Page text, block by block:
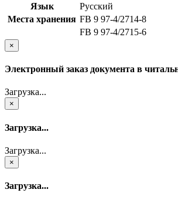
Язык
Русский
Места хранения FB 9 97-4/2714-8
FB 9 97-4/2715-6
×
Электронный заказ документа в
Загрузка...
×
Загрузка...
Загрузка...
×
Загрузка...